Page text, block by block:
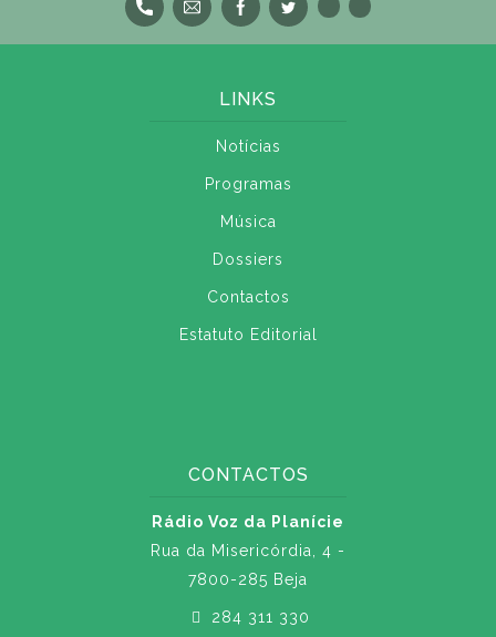
LINKS
Notícias
Programas
Música
Dossiers
Contactos
Estatuto Editorial
CONTACTOS
Rádio Voz da Planície
Rua da Misericórdia, 4 -
7800-285 Beja
284 311 330